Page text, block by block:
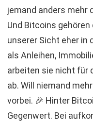
jemand anders mehr
Und Bitcoins
unserer Sicht eher in
als Anleihen,
arbeiten sie nicht für
ab. Will niemand
vorbei. 🎉 Hinter
Gegenwert. Bei